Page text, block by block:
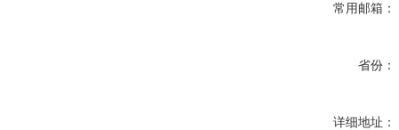
常用邮箱：
省份：
详细地址：